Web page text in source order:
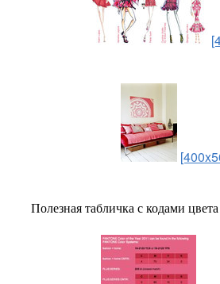
Полезная табличка с кодами